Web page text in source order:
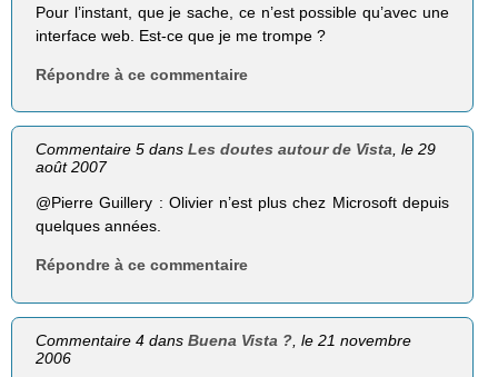
Pour l’instant, que je sache, ce n’est possible qu’avec une
interface web. Est-ce que je me trompe ?
Répondre à ce commentaire
Commentaire 5 dansLes doutes autour de Vista, le 29
août 2007
@Pierre Guillery : Olivier n’est plus chez Microsoft depuis
quelques années.
Répondre à ce commentaire
Commentaire 4 dansBuena Vista ? , le 21 novembre
2006